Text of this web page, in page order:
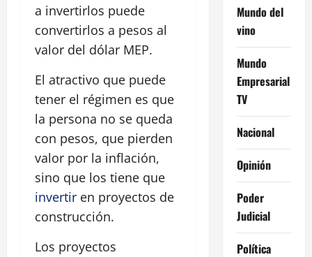
a invertirlos puede
convertirlos a pesos al
valor del dólar MEP.
El atractivo que puede
tener el régimen es que
la persona no se queda
con pesos, que pierden
valor por la inflación,
sino que los tiene que
invertir en proyectos de
construcción.
Los proyectos
Mundo del
vino
Mundo
Empresarial
TV
Nacional
Opinión
Poder
Judicial
Política